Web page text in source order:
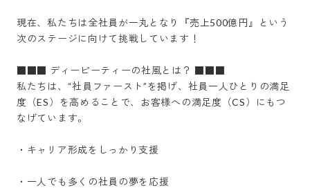
現在、私たちは全社員が一丸となり『売上500億円』という
次のステージに向けて挑戦しています！
■■■ ディーピーティーの社風とは？ ■■■
私たちは、“社員ファースト”を掲げ、社員一人ひとりの満足
度（ES）を高めることで、お客様への満足度（CS）にもつ
なげています。
・キャリア形成をしっかり支援
・一人でも多くの社員の夢を応援